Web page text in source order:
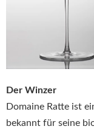
Der Winzer
Domaine Ratte ist
bekannt für seine